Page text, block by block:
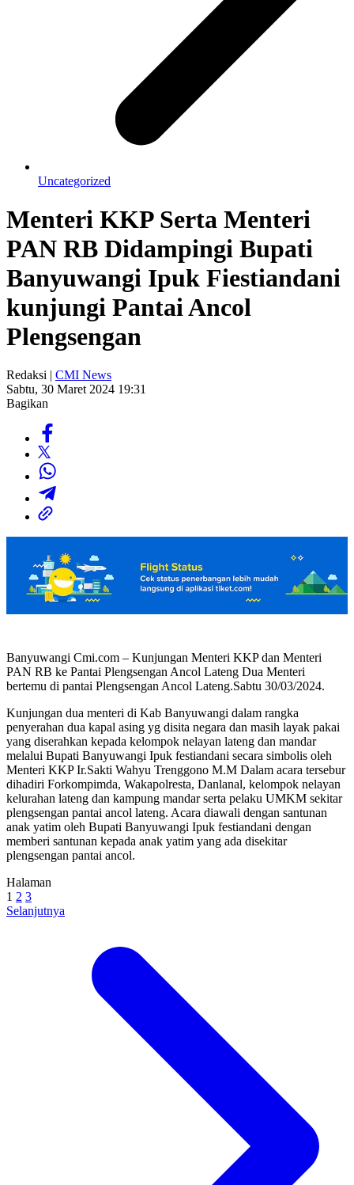
Uncategorized
Menteri KKP Serta Menteri
PAN RB Didampingi Bupati
Banyuwangi Ipuk Fiestiandani
kunjungi Pantai Ancol
Plengsengan
Redaksi | CMI News
Sabtu, 30 Maret 2024 19:31
Bagikan
Banyuwangi Cmi.com – Kunjungan Menteri KKP dan Menteri
PAN RB ke Pantai Plengsengan Ancol Lateng Dua Menteri
bertemu di pantai Plengsengan Ancol Lateng.Sabtu 30/03/2024.
Kunjungan dua menteri di Kab Banyuwangi dalam rangka
penyerahan dua kapal asing yg disita negara dan masih layak pakai
yang diserahkan kepada kelompok nelayan lateng dan mandar
melalui Bupati Banyuwangi Ipuk festiandani secara simbolis oleh
Menteri KKP Ir.Sakti Wahyu Trenggono M.M Dalam acara tersebur
dihadiri Forkompimda, Wakapolresta, Danlanal, kelompok nelayan
kelurahan lateng dan kampung mandar serta pelaku UMKM sekitar
plengsengan pantai ancol lateng. Acara diawali dengan santunan
anak yatim oleh Bupati Banyuwangi Ipuk festiandani dengan
memberi santunan kepada anak yatim yang ada disekitar
plengsengan pantai ancol.
Halaman
1 2 3
Selanjutnya